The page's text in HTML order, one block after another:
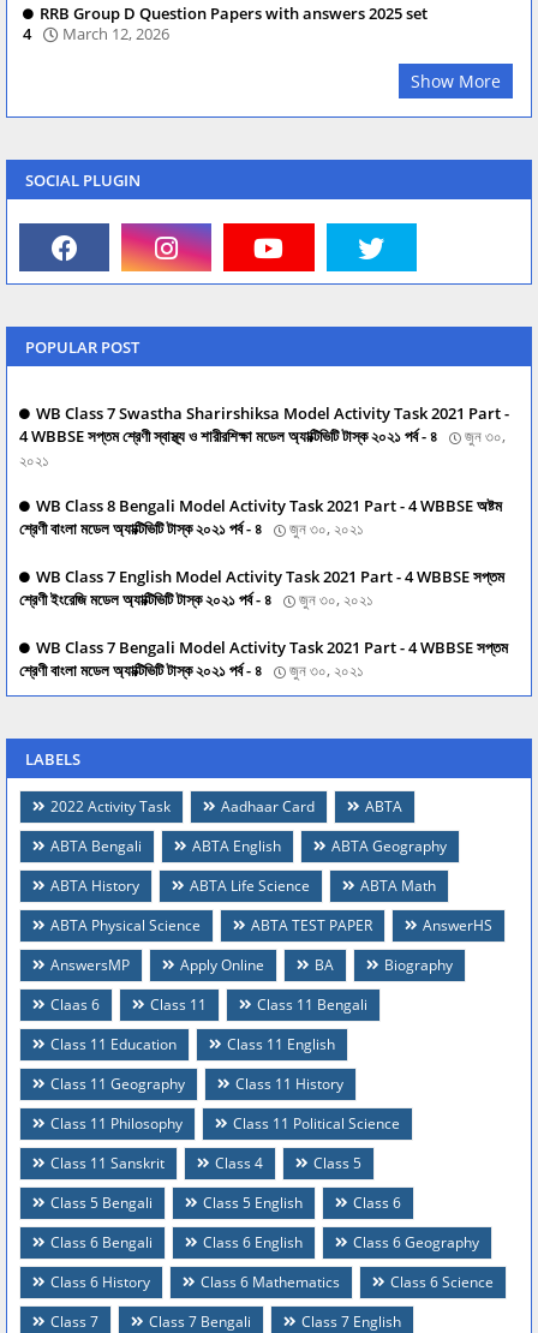
RRB Group D Question Papers with answers 2025 set
4
March 12, 2026
Show More
SOCIAL PLUGIN
POPULAR POST
WB Class 7 Swastha Sharirshiksa Model Activity Task 2021 Part -
4 WBBSE সপ্তম শ্রেণী স্বাস্থ্য ও শারীরশিক্ষা মডেল অ্যাক্টিভিটি টাস্ক ২০২১ পর্ব - ৪
জুন ৩০,
২০২১
WB Class 8 Bengali Model Activity Task 2021 Part - 4 WBBSE অষ্টম
শ্রেণী বাংলা মডেল অ্যাক্টিভিটি টাস্ক ২০২১ পর্ব - ৪
জুন ৩০, ২০২১
WB Class 7 English Model Activity Task 2021 Part - 4 WBBSE সপ্তম
শ্রেণী ইংরেজি মডেল অ্যাক্টিভিটি টাস্ক ২০২১ পর্ব - ৪
জুন ৩০, ২০২১
WB Class 7 Bengali Model Activity Task 2021 Part - 4 WBBSE সপ্তম
শ্রেণী বাংলা মডেল অ্যাক্টিভিটি টাস্ক ২০২১ পর্ব - ৪
জুন ৩০, ২০২১
LABELS
2022 Activity Task Aadhaar Card
ABTA
ABTA Bengali
ABTA English
ABTA Geography
ABTA History
ABTA Life Science
ABTA Math
ABTA Physical Science
ABTA TEST PAPER
AnswerHS
AnswersMP
Apply Online BA
Biography
Claas 6
Class 11
Class 11 Bengali
Class 11 Education
Class 11 English
Class 11 Geography
Class 11 History
Class 11 Philosophy
Class 11 Political Science
Class 11 Sanskrit
Class 4
Class 5
Class 5 Bengali
Class 5 English
Class 6
Class 6 Bengali
Class 6 English
Class 6 Geography
Class 6 History
Class 6 Mathematics
Class 6 Science
Class 7
Class 7 Bengali
Class 7 English